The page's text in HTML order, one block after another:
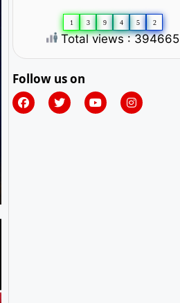
1 3 9 4 5 2
Total views : 394665
Follow us on